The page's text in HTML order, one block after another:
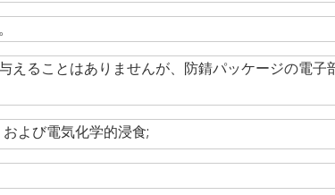
えることはありませんが、防錆パッケージの電子
および電気化学的浸食;